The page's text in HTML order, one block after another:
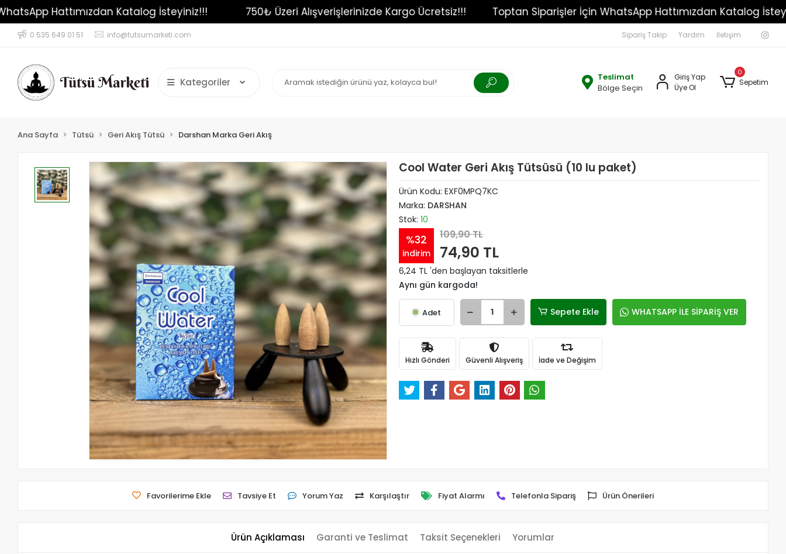
İçin WhatsApp Hattımızdan Katalog İsteyiniz!!! 750₺ Üzeri Alışverişlerinizde Kargo Ücretsiz!!! Toptan Siparişler İçin WhatsApp Hattımızdan
0 535 649 01 51 info@tutsumarketi.com Sipariş Takip Yardım İletişim
Kategoriler
Teslimat
Bölge Seçin
Giriş Yap
Üye Ol
0
Sepetim
Ana Sayfa Tütsü Geri Akış Tütsü Darshan Marka Geri Akış
Cool Water Geri Akış Tütsüsü (10 lu paket)
Ürün Kodu: EXF0MPQ7KC
Marka: DARSHAN
Stok: 10
%32
indirim
109,90 TL
74,90 TL
6,24 TL 'den başlayan taksitlerle
Aynı gün kargoda!
Adet Sepete Ekle WHATSAPP İLE SİPARİŞ VER
Hızlı Gönderi Güvenli Alışveriş İade ve Değişim
Favorilerime Ekle Tavsiye Et Yorum Yaz Karşılaştır Fiyat Alarmı Telefonla Sipariş Ürün Önerileri
Ürün Açıklaması Garanti ve Teslimat Taksit Seçenekleri Yorumlar